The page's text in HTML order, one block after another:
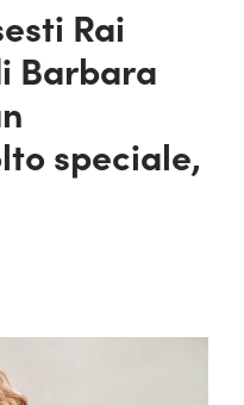
Rai
Barbara
speciale,